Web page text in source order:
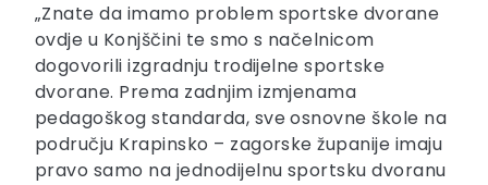
„Znate da imamo problem sportske dvorane
ovdje u Konjščini te smo s načelnicom
dogovorili izgradnju trodijelne sportske
dvorane. Prema zadnjim izmjenama
pedagoškog standarda, sve osnovne škole na
području Krapinsko – zagorske županije imaju
pravo samo na jednodijelnu sportsku dvoranu